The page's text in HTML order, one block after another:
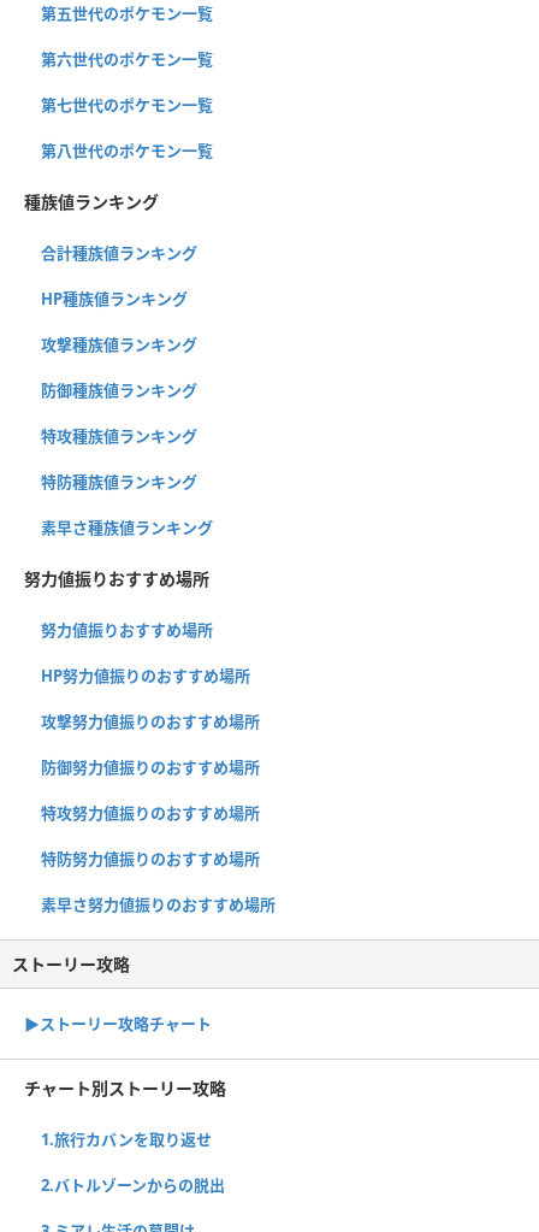
第五世代のポケモン一覧
第六世代のポケモン一覧
第七世代のポケモン一覧
第八世代のポケモン一覧
種族値ランキング
合計種族値ランキング
HP種族値ランキング
攻撃種族値ランキング
防御種族値ランキング
特攻種族値ランキング
特防種族値ランキング
素早さ種族値ランキング
努力値振りおすすめ場所
努力値振りおすすめ場所
HP努力値振りのおすすめ場所
攻撃努力値振りのおすすめ場所
防御努力値振りのおすすめ場所
特攻努力値振りのおすすめ場所
特防努力値振りのおすすめ場所
素早さ努力値振りのおすすめ場所
ストーリー攻略
▶︎ストーリー攻略チャート
チャート別ストーリー攻略
1.旅行カバンを取り返せ
2.バトルゾーンからの脱出